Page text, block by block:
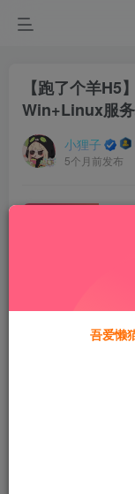
【跑了个羊H5
Win+Linux服
小狸子
5个月前发布
此内容为付费资源
黄金会员
本站所有资源
本站资源
吾爱懒